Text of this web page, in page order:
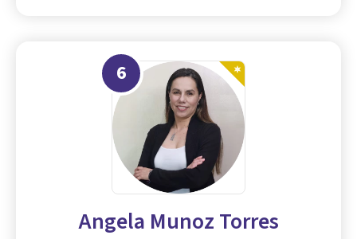
6
Angela Munoz Torres